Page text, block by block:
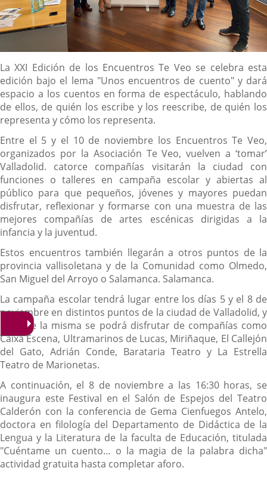
Descripción
La XXI Edición de los Encuentros Te Veo se celebra esta
edición bajo el lema "Unos encuentros de cuento" y dará
espacio a los cuentos en forma de espectáculo, hablando
de ellos, de quién los escribe y los reescribe, de quién los
representa y cómo los representa.
Entre el 5 y el 10 de noviembre los Encuentros Te Veo,
organizados por la Asociación Te Veo, vuelven a ‘tomar’
Valladolid. catorce compañías visitarán la ciudad con
funciones o talleres en campaña escolar y abiertas al
público para que pequeños, jóvenes y mayores puedan
disfrutar, reflexionar y formarse con una muestra de las
mejores compañías de artes escénicas dirigidas a la
infancia y la juventud.
Estos encuentros también llegarán a otros puntos de la
provincia vallisoletana y de la Comunidad como Olmedo,
San Miguel del Arroyo o Salamanca. Salamanca.
La campaña escolar tendrá lugar entre los días 5 y el 8 de
noviembre en distintos puntos de la ciudad de Valladolid, y
durante la misma se podrá disfrutar de compañías como
Caixa Escena, Ultramarinos de Lucas, Miriñaque, El Callejón
del Gato, Adrián Conde, Barataria Teatro y La Estrella
Teatro de Marionetas.
A continuación, el 8 de noviembre a las 16:30 horas, se
inaugura este Festival en el Salón de Espejos del Teatro
Calderón con la conferencia de Gema Cienfuegos Antelo,
doctora en filología del Departamento de Didáctica de la
Lengua y la Literatura de la faculta de Educación, titulada
"Cuéntame un cuento… o la magia de la palabra dicha"
actividad gratuita hasta completar aforo.